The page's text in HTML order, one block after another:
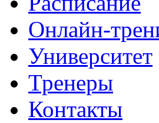
Онлайн-
Университет
Тренеры
Контакты